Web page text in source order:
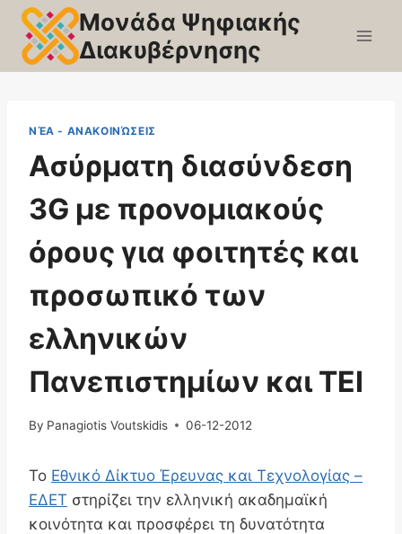
Skip
content
Μονάδα Ψηφιακής
Διακυβέρνησης
ΝΈΑ - ΑΝΑΚΟΙΝΏΣΕΙΣ
Ασύρματη διασύνδεση
3G με προνομιακούς
όρους για φοιτητές και
προσωπικό των
ελληνικών
Πανεπιστημίων και ΤΕΙ
By Panagiotis Voutskidis 06-12-2012
Το Εθνικό Δίκτυο Έρευνας και Τεχνολογίας –
ΕΔΕΤ στηρίζει την ελληνική ακαδημαϊκή
κοινότητα και προσφέρει τη δυνατότητα